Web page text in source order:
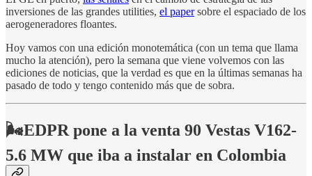
inversiones de las grandes utilities, el papersobre el espaciado de los
aerogeneradores floantes.
Hoy vamos con una edición monotemática (con un tema que llama
mucho la atención), pero la semana que viene volvemos con las
ediciones de noticias, que la verdad es que en la últimas semanas ha
pasado de todo y tengo contenido más que de sobra.
🌬️EDPR pone a la venta 90 Vestas V162-
5.6 MW que iba a instalar en Colombia